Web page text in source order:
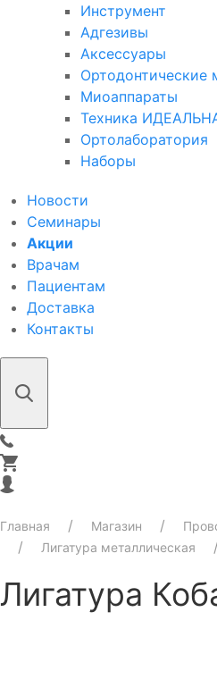
Инструмент
Адгезивы
Аксессуары
Ортодонтические
Миоаппараты
Техника
Ортолаборатория
Наборы
Новости
Семинары
Акции
Врачам
Пациентам
Доставка
Контакты
Главная Магазин
Лигатура металлическая
Лигатура